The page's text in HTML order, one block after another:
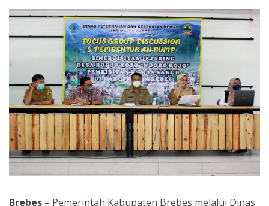
Brebes – Pemerintah Kabupaten Brebes melalui Dinas